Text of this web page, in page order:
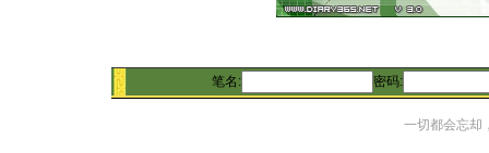
笔名: 密码:
一切都会忘却